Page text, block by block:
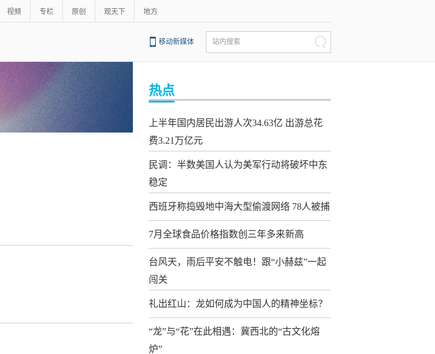
视频 专栏 原创 观天下 地方
移动新媒体 站内搜索
热点
上半年国内居民出游人次34.63亿 出游总花
费3.21万亿元
民调：半数美国人认为美军行动将破坏中东
稳定
西班牙称捣毁地中海大型偷渡网络 78人被捕
7月全球食品价格指数创三年多来新高
台风天，雨后平安不触电！跟“小赫兹”一起
闯关
礼出红山：龙如何成为中国人的精神坐标？
“龙”与“花”在此相遇：冀西北的“古文化熔
炉”